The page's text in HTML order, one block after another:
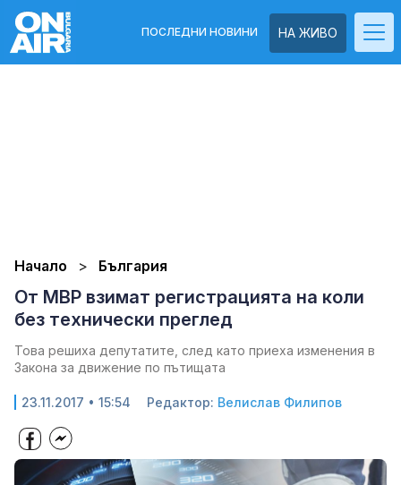
НА ЖИВО
ПОСЛЕДНИ НОВИНИ
Начало България
От МВР взимат регистрацията на коли
без технически преглед
Това решиха депутатите, след като приеха изменения в
Закона за движение по пътищата
23.11.2017 • 15:54 Редактор: Велислав Филипов